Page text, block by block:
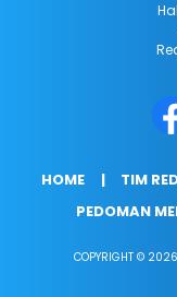
HOME TIM
PEDOMAN
COPYRIGHT ©